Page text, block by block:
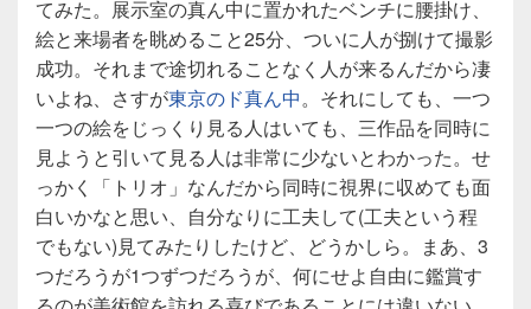
てみた。展示室の真ん中に置かれたベンチに腰掛け、
絵と来場者を眺めること25分、ついに人が捌けて撮影
成功。それまで途切れることなく人が来るんだから凄
いよね、さすが東京のド真ん中。それにしても、一つ
一つの絵をじっくり見る人はいても、三作品を同時に
見ようと引いて見る人は非常に少ないとわかった。せ
っかく「トリオ」なんだから同時に視界に収めても面
白いかなと思い、自分なりに工夫して(工夫という程
でもない)見てみたりしたけど、どうかしら。まあ、3
つだろうが1つずつだろうが、何にせよ自由に鑑賞す